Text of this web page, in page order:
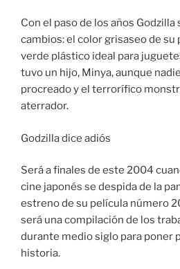
Con el paso de los años
cambios: el color grisaseo de su
verde plástico ideal para
tuvo un hijo, Minya, aunque
procreado y el terrorífico
aterrador.
Godzilla dice adiós
Será a finales de este 2004
cine japonés se despida de la
estreno de su película número
será una compilación de los
durante medio siglo para poner
historia.